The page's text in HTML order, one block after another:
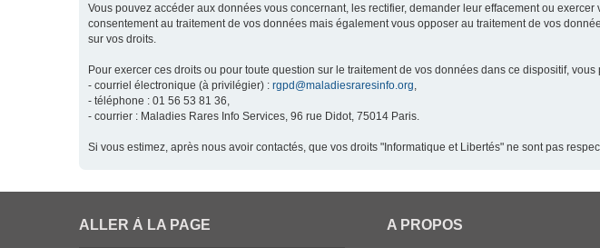
Vous pouvez accéder aux données vous concernant, les rectifier, demander leur effacement ou
consentement au traitement de vos données mais également vous opposer au traitement de vos
sur vos droits.
Pour exercer ces droits ou pour toute question sur le traitement de vos données dans ce dispositif,
- courriel électronique (à privilégier) : rgpd@maladiesraresinfo.org,
- téléphone : 01 56 53 81 36,
- courrier : Maladies Rares Info Services, 96 rue Didot, 75014 Paris.
Si vous estimez, après nous avoir contactés, que vos droits "Informatique et Libertés" ne sont pas
ALLER À LA PAGE A PROPOS